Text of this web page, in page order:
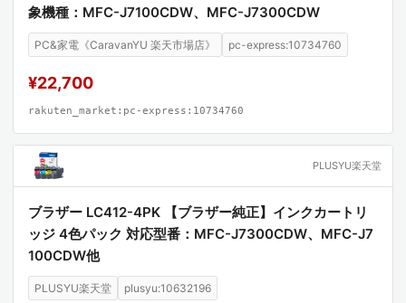
象機種：MFC-J7100CDW、MFC-J7300CDW
PC&家電《CaravanYU 楽天市場店》 pc-express:10734760
¥22,700
rakuten_market:pc-express:10734760
PLUSYU楽天堂
ブラザー LC412-4PK 【ブラザー純正】インクカートリ
ッジ 4色パック 対応型番：MFC-J7300CDW、MFC-J7
100CDW他
PLUSYU楽天堂 plusyu:10632196